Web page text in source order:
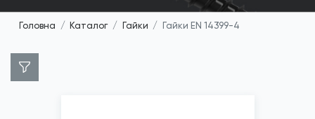
Головна Каталог Гайки Гайки EN 14399-4